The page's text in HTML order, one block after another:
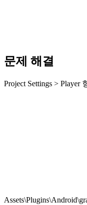
문제 해결
Project Settings >